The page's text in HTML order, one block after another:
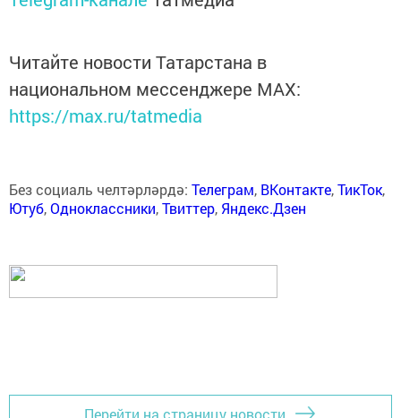
Читайте новости Татарстана в
национальном мессенджере MАХ:
https://max.ru/tatmedia
Без социаль челтәрләрдә: Телеграм, ВКонтакте,ТикТок,
Ютуб,Одноклассники,Твиттер, Яндекс.Дзен
Перейти на страницу новости